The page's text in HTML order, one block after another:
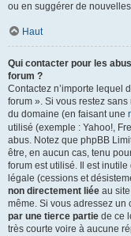
ou en suggérer de
Haut
Qui contacter pour les
forum ?
Contactez n’importe lequel
forum ». Si vous restez
du domaine (en faisant une
utilisé (exemple : Yahoo!,
abus. Notez que phpBB
être, en aucun cas, tenu
forum est utilisé. Il est
légale (cessions et
non directement liée au
même. Si vous adressez un
par une tierce partie de ce
très courte voire à aucune